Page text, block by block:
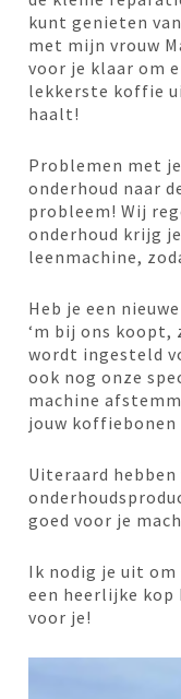
kunt genieten
met mijn vrouw
voor je klaar om
lekkerste koffie
haalt!
Problemen met
onderhoud naar
probleem! Wij
onderhoud krijg
leenmachine,
Heb je een
‘m bij ons koopt,
wordt ingesteld
ook nog onze
machine
jouw koffiebonen
Uiteraard hebben
goed voor je
Ik nodig je uit
een heerlijke
voor je!